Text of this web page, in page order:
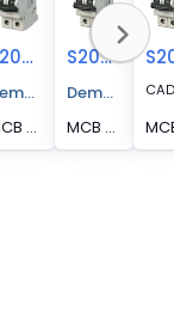
devis
S202U-K16
un devis
MCB S200U 2P 16A K CURVE 240VAC BCCB
S202U-K25
Demander
MCB S200U 2P 25A K CURVE 240VAC BCCB
CAD